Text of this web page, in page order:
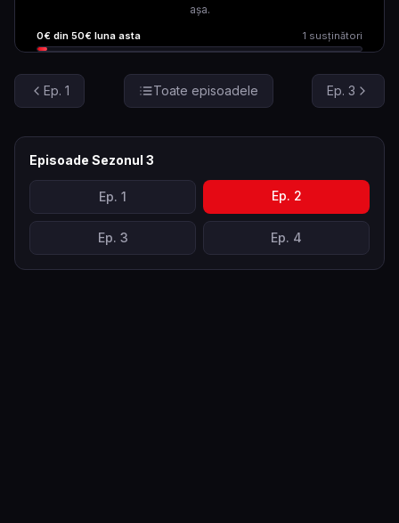
așa.
0€ din 50€ luna asta 1 susținători
Ep. 1 Toate episoadele Ep. 3
Episoade Sezonul 3
Ep. 1 Ep. 2
Ep. 3 Ep. 4